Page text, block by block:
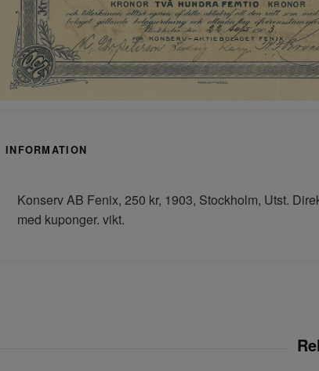
INFORMATION
Konserv AB Fenix, 250 kr, 1903, Stockholm, Utst.
med kuponger. vikt.